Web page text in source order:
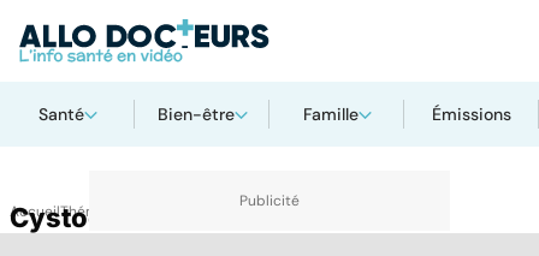
Santé Bien-être Famille Émissions
AccueilThématiques
Cystocèle